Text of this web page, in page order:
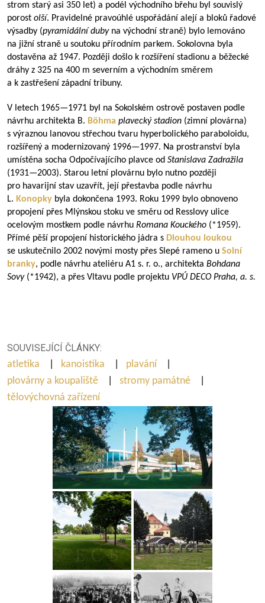
strom starý asi 350 let) a podél východního břehu byl souvislý
porost olší. Pravidelné pravoúhlé uspořádání alejí a bloků řadové
výsadby (pyramidální dubyna východní straně) bylo lemováno
na jižní straně u soutoku přírodním parkem. Sokolovna byla
dostavěna až 1947. Později došlo k rozšíření stadionu a běžecké
dráhy z 325 na 400 m severním a východním směrem
a k zastřešení západní tribuny.
V letech 1965—1971 byl na Sokolském ostrově postaven podle
návrhu architekta B. Böhma plavecký stadion (zimní plovárna)
s výraznou lanovou střechou tvaru hyperbolického paraboloidu,
rozšířený a modernizovaný 1996—1997. Na prostranství byla
umístěna socha Odpočívajícího plavce od Stanislava Zadražila
(1931—2003). Starou letní plovárnu bylo nutno později
pro havarijní stav uzavřít, její přestavba podle návrhu
L. Konopky byla dokončena 1993. Roku 1999 bylo obnoveno
propojení přes Mlýnskou stoku ve směru od Resslovy ulice
ocelovým mostkem podle návrhu Romana Kouckého (*1959).
Přímé pěší propojení historického jádra s Dlouhou loukou
se uskutečnilo 2002 novými mosty přes Slepé rameno u Solní
branky, podle návrhu ateliéru A1 s. r. o., architekta Bohdana
Sovy(*1942), a přes Vltavu podle projektu VPÚ DECO Praha, a. s.
SOUVISEJÍCÍ ČLÁNKY:
atletika
kanoistika plavání
plovárny a koupaliště
stromy památné
tělovýchovná zařízení